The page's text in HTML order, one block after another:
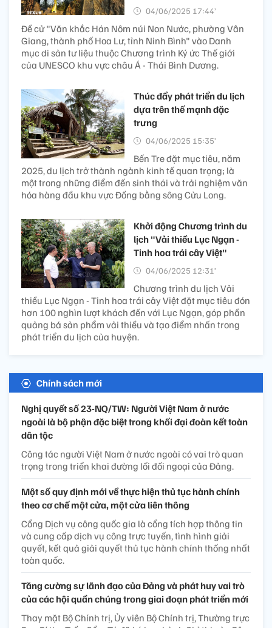
04/06/2025 17:44’
Đề cử "Văn khắc Hán Nôm núi Non Nước, phường Vân
Giang, thành phố Hoa Lư, tỉnh Ninh Bình" vào Danh
mục di sản tư liệu thuộc Chương trình Ký ức Thế giới
của UNESCO khu vực châu Á - Thái Bình Dương.
Thúc đẩy phát triển du lịch
dựa trên thế mạnh đặc
trưng
04/06/2025 15:35’
Bến Tre đặt mục tiêu, năm
2025, du lịch trở thành ngành kinh tế quan trọng; là
một trong những điểm đến sinh thái và trải nghiệm văn
hóa hàng đầu khu vực Đồng bằng sông Cửu Long.
Khởi động Chương trình du
lịch "Vải thiều Lục Ngạn -
Tinh hoa trái cây Việt"
04/06/2025 12:31’
Chương trình du lịch Vải
thiều Lục Ngạn - Tinh hoa trái cây Việt đặt mục tiêu đón
hơn 100 nghìn lượt khách đến với Lục Ngạn, góp phần
quảng bá sản phẩm vải thiều và tạo điểm nhấn trong
phát triển du lịch của huyện.
Chính sách mới
Nghị quyết số 23-NQ/TW: Người Việt Nam ở nước
ngoài là bộ phận đặc biệt trong khối đại đoàn kết toàn
dân tộc
Công tác người Việt Nam ở nước ngoài có vai trò quan
trọng trong triển khai đường lối đối ngoại của Đảng.
Một số quy định mới về thực hiện thủ tục hành chính
theo cơ chế một cửa, một cửa liên thông
Cổng Dịch vụ công quốc gia là cổng tích hợp thông tin
và cung cấp dịch vụ công trực tuyến, tình hình giải
quyết, kết quả giải quyết thủ tục hành chính thống nhất
toàn quốc.
Tăng cường sự lãnh đạo của Đảng và phát huy vai trò
của các hội quần chúng trong giai đoạn phát triển mới
Thay mặt Bộ Chính trị, Ủy viên Bộ Chính trị, Thường trực